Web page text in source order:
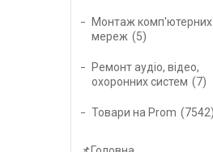
Монтаж комп'ютерних
мереж
5
Ремонт аудіо, відео,
охоронних систем
7
Товари на Prom 7542